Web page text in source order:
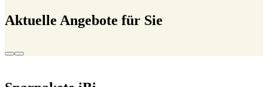
Aktuelle Angebote für Sie